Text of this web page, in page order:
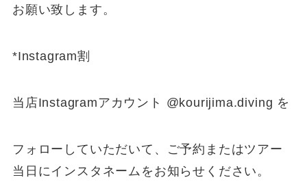
お願い致します。
*Instagram割
当店Instagramアカウント @kourijima.diving を
フォローしていただいて、ご予約またはツアー
当日にインスタネームをお知らせください。